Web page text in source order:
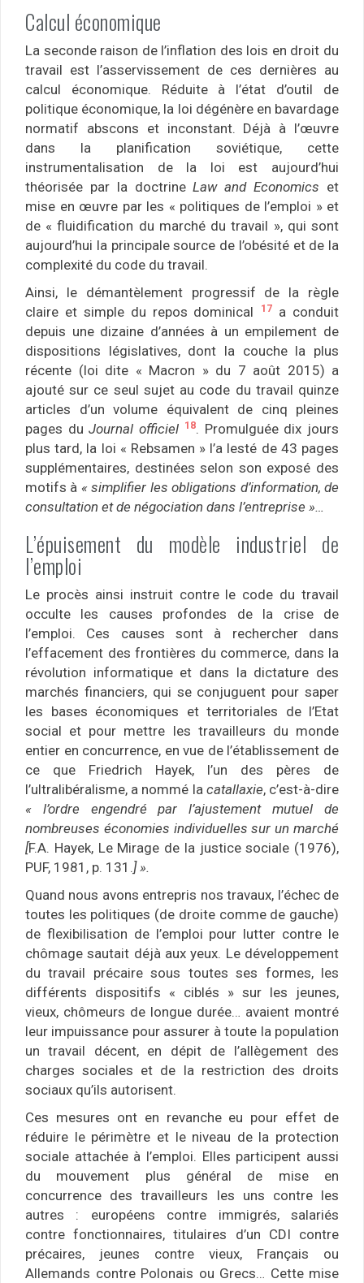
Calcul économique
La seconde raison de l’inflation des lois en droit du
travail est l’asservissement de ces dernières au
calcul économique. Réduite à l’état d’outil de
politique économique, la loi dégénère en bavardage
normatif abscons et inconstant. Déjà à l’œuvre
dans la planification soviétique, cette
instrumentalisation de la loi est aujourd’hui
théorisée par la doctrineLaw and Economics et
mise en œuvre par les « politiques de l’emploi » et
de « fluidification du marché du travail », qui sont
aujourd’hui la principale source de l’obésité et de la
complexité du code du travail.
Ainsi, le démantèlement progressif de la règle
claire et simple du repos dominical
17 a conduit
depuis une dizaine d’années à un empilement de
dispositions législatives, dont la couche la plus
récente (loi dite « Macron » du 7 août 2015) a
ajouté sur ce seul sujet au code du travail quinze
articles d’un volume équivalent de cinq pleines
pages duJournal officiel 18. Promulguée dix jours
plus tard, la loi « Rebsamen » l’a lesté de 43 pages
supplémentaires, destinées selon son exposé des
motifs à « simplifier les obligations d’information, de
consultation et de négociation dans l’entreprise »…
L’épuisement du modèle industriel de
l’emploi
Le procès ainsi instruit contre le code du travail
occulte les causes profondes de la crise de
l’emploi. Ces causes sont à rechercher dans
l’effacement des frontières du commerce, dans la
révolution informatique et dans la dictature des
marchés financiers, qui se conjuguent pour saper
les bases économiques et territoriales de l’Etat
social et pour mettre les travailleurs du monde
entier en concurrence, en vue de l’établissement de
ce que Friedrich Hayek, l’un des pères de
l’ultralibéralisme, a nommé la catallaxie, c’est-à-dire
« l’ordre engendré par l’ajustement mutuel de
nombreuses économies individuelles sur un marché
[F.A. Hayek, Le Mirage de la justice sociale (1976),
PUF, 1981, p. 131.]».
Quand nous avons entrepris nos travaux, l’échec de
toutes les politiques (de droite comme de gauche)
de flexibilisation de l’emploi pour lutter contre le
chômage sautait déjà aux yeux. Le développement
du travail précaire sous toutes ses formes, les
différents dispositifs « ciblés » sur les jeunes,
vieux, chômeurs de longue durée… avaient montré
leur impuissance pour assurer à toute la population
un travail décent, en dépit de l’allègement des
charges sociales et de la restriction des droits
sociaux qu’ils autorisent.
Ces mesures ont en revanche eu pour effet de
réduire le périmètre et le niveau de la protection
sociale attachée à l’emploi. Elles participent aussi
du mouvement plus général de mise en
concurrence des travailleurs les uns contre les
autres : européens contre immigrés, salariés
contre fonctionnaires, titulaires d’un CDI contre
précaires, jeunes contre vieux, Français ou
Allemands contre Polonais ou Grecs… Cette mise